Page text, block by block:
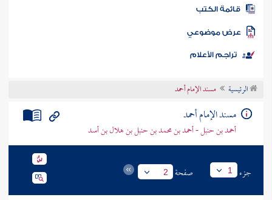
المكتبة
الكتب
موضوعي
تراجم الأعلام
الرئيسية مسند الإمام أحمد
مسند الإمام أحمد
أحمد بن حنبل - أحمد بن محمد بن حنبل بن هلال بن أسد
جزء 1 صفحة 2